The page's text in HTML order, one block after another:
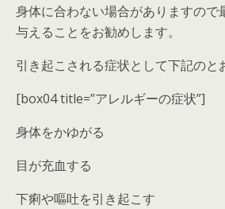
身体に合わない場合がありますので
与えることをお勧めします。
引き起こされる症状として下記のと
[box04 title=”アレルギーの症状”]
身体をかゆがる
目が充血する
下痢や嘔吐を引き起こす